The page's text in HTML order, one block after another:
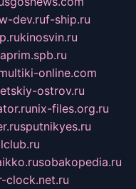
dev.ruf-ship.ru
kinosvin.ru
online.com
ostrov.ru
nix-files.org.ru
sputnikyes.ru
sobakopedia.ru
clock.net.ru